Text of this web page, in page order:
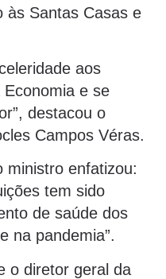
às Santas Casas e
aos
e se
destacou o
Campos Véras.
ministro enfatizou:
tem sido
de saúde dos
na pandemia”.
o diretor geral da